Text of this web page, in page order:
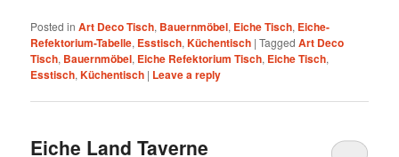
Posted in Art Deco Tisch, Bauernmöbel, Eiche Tisch, Eiche-
Refektorium-Tabelle, Esstisch,Küchentisch |Tagged Art Deco
Tisch, Bauernmöbel, Eiche Refektorium Tisch, Eiche Tisch,
Esstisch,Küchentisch | Leave a reply
Eiche Land Taverne